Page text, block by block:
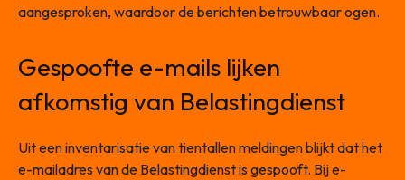
aangesproken, waardoor de berichten betrouwbaar ogen.
Gespoofte e-mails lijken
afkomstig van Belastingdienst
Uit een inventarisatie van tientallen meldingen blijkt dat het
e-mailadres van de Belastingdienst is gespooft. Bij e-